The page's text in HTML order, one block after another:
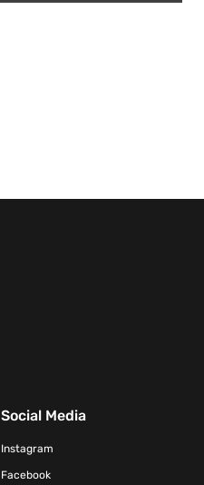
Social Media
Instagram
Facebook